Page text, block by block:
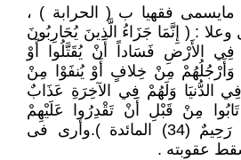
فقهيا ب ( الحرابة ) ،
: ( إِنَّمَا جَزَاءُ الَّذِينَ يُحَارِبُونَ
الأَرْضِ فَسَاداً أَنْ يُقَتَّلُوا أَوْ
وَأَرْجُلُهُمْ مِنْ خِلافٍ أَوْ يُنفَوْا مِنْ
الدُّنيَا وَلَهُمْ فِي الآخِرَةِ عَذَابٌ
تَابُوا مِنْ قَبْلِ أَنْ تَقْدِرُوا عَلَيْهِمْ
فَاعْلَمُوا أَنَّ اللَّهَ غَفُورٌ رَحِيمٌ (34) المائدة ).وأرى فى
عقوبته .